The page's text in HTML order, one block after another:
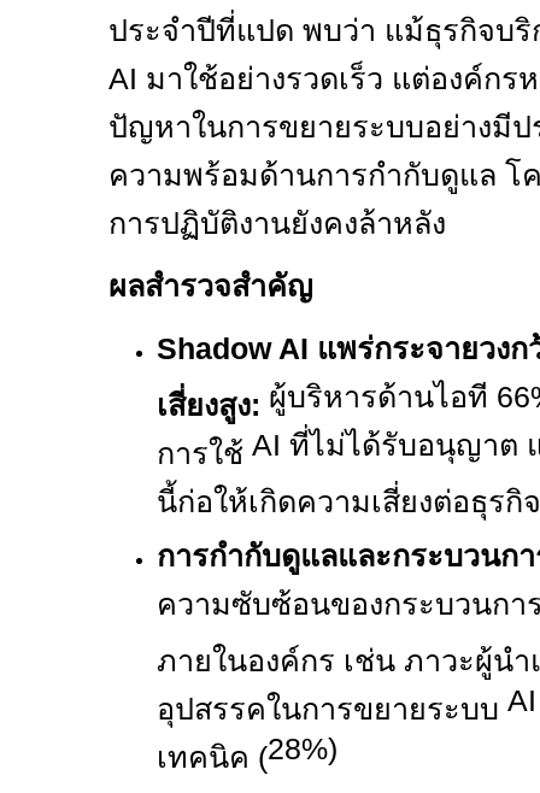
ประจำปีที่แปด พบว่า แม้ธุรกิจบริ
AI มาใช้อย่างรวดเร็ว แต่องค์กร
ปัญหาในการขยายระบบอย่างมีป
ความพร้อมด้านการกำกับดูแล โ
การปฏิบัติงานยังคงล้าหลัง
ผลสำรวจสำคัญ
Shadow AI แพร่กระจายวงก
เสี่ยงสูง: ผู้บริหารด้านไอที
การใช้ AI ที่ไม่ได้รับอนุญาต
นี้ก่อให้เกิดความเสี่ยงต่อธุรกิจ
การกำกับดูแลและกระบวนก
ความซับซ้อนของกระบวนกา
ภายในองค์กร เช่น ภาวะผู้น
อุปสรรคในการขยายระบบ
เทคนิค (28%)